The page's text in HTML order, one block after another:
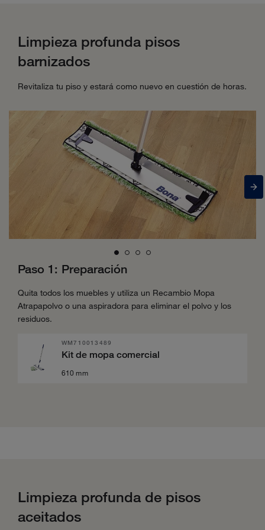
Limpieza profunda pisos
barnizados
Revitaliza tu piso y estará como nuevo en cuestión de horas.
Paso 1: Preparación
Quita todos los muebles y utiliza un Recambio Mopa
Atrapapolvo o una aspiradora para eliminar el polvo y los
residuos.
Kit de mopa comercial
WM710013489
610 mm
Limpieza profunda de pisos
aceitados